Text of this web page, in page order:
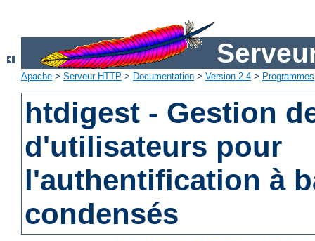
Apache > Serveur HTTP > Documentation > Version 2.4 > Programmes
htdigest - Gestion
d'utilisateurs pour
l'authentification à
condensés